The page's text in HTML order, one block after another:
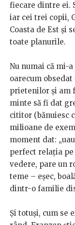
fiecare dintre ei.
iar cei trei copii,
Coasta de Est și
toate planurile.
Nu numai că mi-a
oarecum
prietenilor și am
minte să fi dat
cititor (bănuiesc
milioane de
moment dat:
perfect relația pe
vedere, pare un
teme – eșec,
dintr-o familie
Și totuși, cum se